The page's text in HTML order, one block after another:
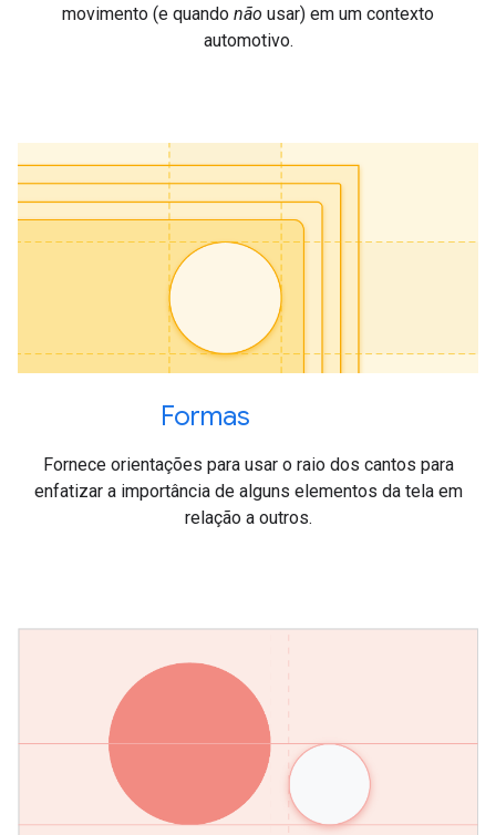
movimento (e quando não usar) em um contexto
automotivo.
Formas
Fornece orientações para usar o raio dos cantos para
enfatizar a importância de alguns elementos da tela em
relação a outros.